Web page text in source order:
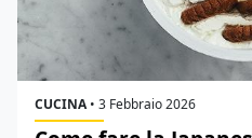
CUCINA• 3 Febbraio 2026